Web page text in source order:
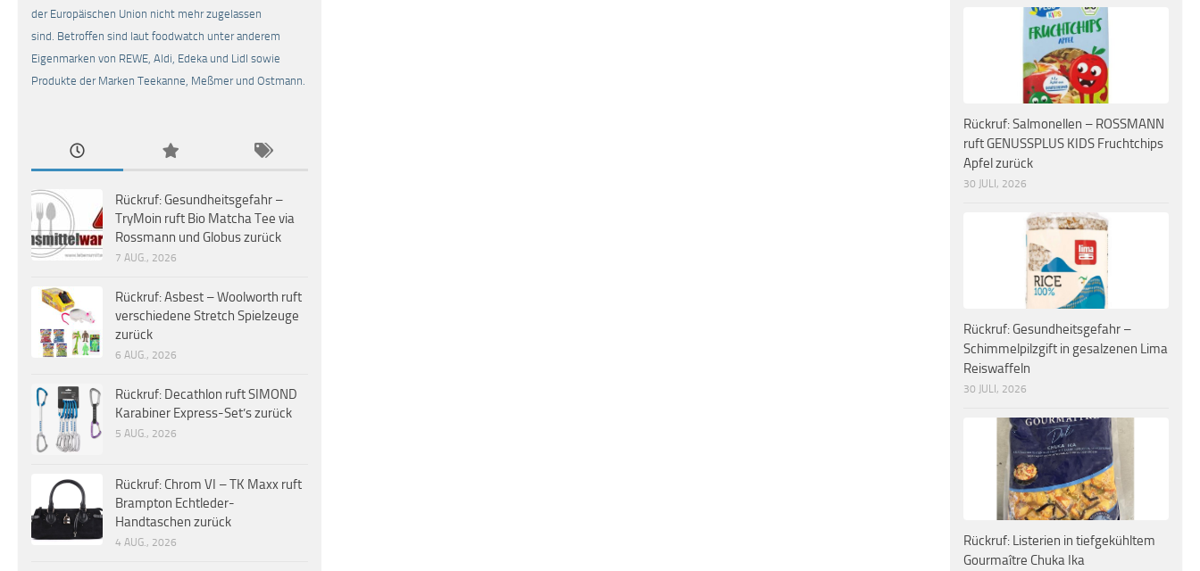
der Europäischen Union nicht mehr zugelassen
sind. Betroffen sind laut foodwatch unter anderem
Eigenmarken von REWE, Aldi, Edeka und Lidl sowie
Produkte der Marken Teekanne, Meßmer und Ostmann.
Rückruf: Gesundheitsgefahr –
TryMoin ruft Bio Matcha Tee via
Rossmann und Globus zurück
7 AUG., 2026
Rückruf: Asbest – Woolworth ruft
verschiedene Stretch Spielzeuge
zurück
6 AUG., 2026
Rückruf: Decathlon ruft SIMOND
Karabiner Express-Set’s zurück
5 AUG., 2026
Rückruf: Chrom VI – TK Maxx ruft
Brampton Echtleder-
Handtaschen zurück
4 AUG., 2026
Rückruf: Salmonellen – ROSSMANN
ruft GENUSSPLUS KIDS Fruchtchips
Apfel zurück
30 JULI, 2026
Rückruf: Gesundheitsgefahr –
Schimmelpilzgift in gesalzenen Lima
Reiswaffeln
30 JULI, 2026
Rückruf: Listerien in tiefgekühltem
Gourmaître Chuka Ika